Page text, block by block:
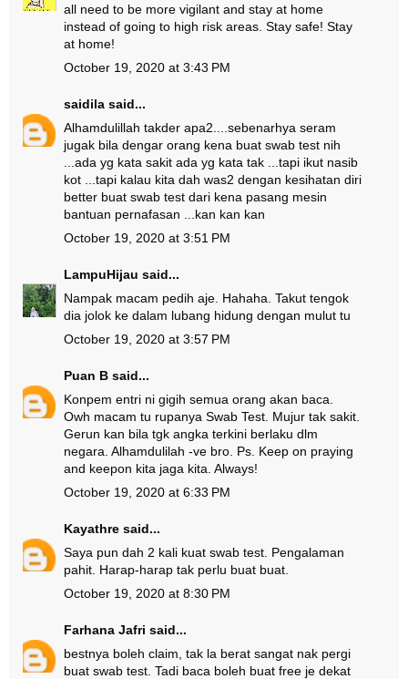
all need to be more vigilant and stay at home
instead of going to high risk areas. Stay safe! Stay
at home!
October 19, 2020 at 3:43 PM
saidila said...
Alhamdulillah takder apa2....sebenarhya seram
jugak bila dengar orang kena buat swab test nih
...ada yg kata sakit ada yg kata tak ...tapi ikut nasib
kot ...tapi kalau kita dah was2 dengan kesihatan diri
better buat swab test dari kena pasang mesin
bantuan pernafasan ...kan kan kan
October 19, 2020 at 3:51 PM
LampuHijau said...
Nampak macam pedih aje. Hahaha. Takut tengok
dia jolok ke dalam lubang hidung dengan mulut tu
October 19, 2020 at 3:57 PM
Puan B said...
Konpem entri ni gigih semua orang akan baca.
Owh macam tu rupanya Swab Test. Mujur tak sakit.
Gerun kan bila tgk angka terkini berlaku dlm
negara. Alhamdulilah -ve bro. Ps. Keep on praying
and keepon kita jaga kita. Always!
October 19, 2020 at 6:33 PM
Kayathre said...
Saya pun dah 2 kali kuat swab test. Pengalaman
pahit. Harap-harap tak perlu buat buat.
October 19, 2020 at 8:30 PM
Farhana Jafri said...
bestnya boleh claim, tak la berat sangat nak pergi
buat swab test. Tadi baca boleh buat free je dekat